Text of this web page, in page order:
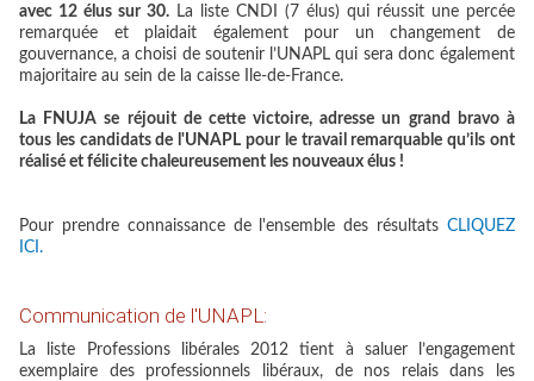
avec 12 élus sur 30. La liste CNDI (7 élus) qui réussit une percée
remarquée et plaidait également pour un changement de
gouvernance, a choisi de soutenir l’UNAPL qui sera donc également
majoritaire au sein de la caisse Ile-de-France.
La FNUJA se réjouit de cette victoire, adresse un grand bravo à
tous les candidats de l'UNAPL pour le travail remarquable qu’ils ont
réalisé et félicite chaleureusement les nouveaux élus !
Pour prendre connaissance de l'ensemble des résultats CLIQUEZ
ICI.
Communication de l'UNAPL:
La liste Professions libérales 2012 tient à saluer l’engagement
exemplaire des professionnels libéraux, de nos relais dans les